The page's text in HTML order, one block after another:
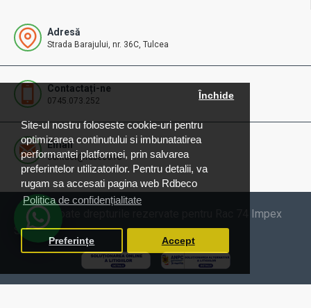
Site-ul nostru foloseste cookie-uri pentru
optimizarea continutului si imbunatatirea
performantei platformei, prin salvarea
preferintelor utilizatorilor. Pentru detalii, va
rugam sa accesati pagina web Rdbeco
Politica de confidențialitate
Închide
Preferințe Accept
Adresă
Strada Barajului, nr. 36C, Tulcea
Contactați-ne
0745.073.252
Email
contact@rdbeco.ro
© 2025 Toate drepturile rezervate pentru Rac 74 Impex
SRL